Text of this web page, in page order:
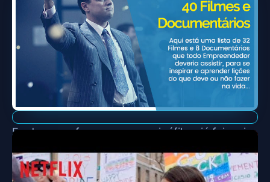
Eu devo confessar que sou cinéfilo – já fui mais
gigante de DVDs de filmes.